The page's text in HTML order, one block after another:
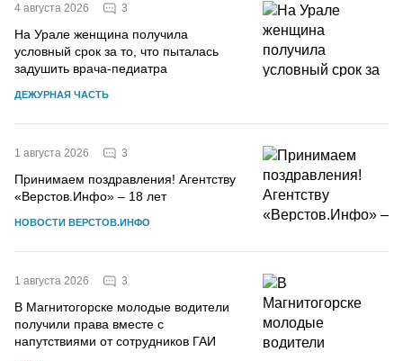
4 августа 2026 3
На Урале женщина получила
условный срок за то, что пыталась
задушить врача-педиатра
ДЕЖУРНАЯ ЧАСТЬ
1 августа 2026 3
Принимаем поздравления! Агентству
«Верстов.Инфо» – 18 лет
НОВОСТИ ВЕРСТОВ.ИНФО
1 августа 2026 3
В Магнитогорске молодые водители
получили права вместе с
напутствиями от сотрудников ГАИ